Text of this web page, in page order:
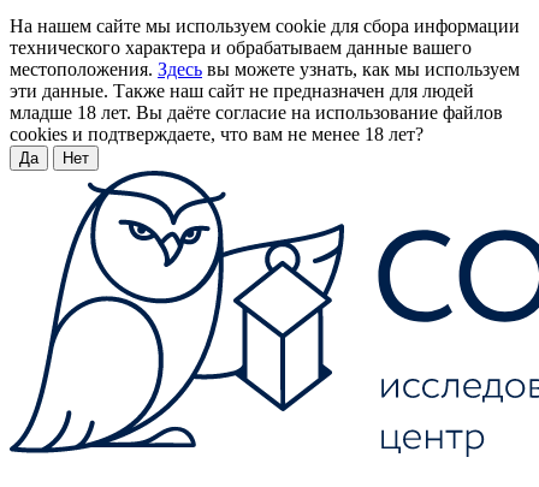
На нашем сайте мы используем cookie для сбора информации
технического характера и обрабатываем данные вашего
местоположения. Здесь вы можете узнать, как мы используем
эти данные. Также наш сайт не предназначен для людей
младше 18 лет. Вы даёте согласие на использование файлов
cookies и подтверждаете, что вам не менее 18 лет?
Да Нет